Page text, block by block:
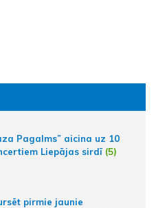
Pagalms” aicina uz 10
Liepājas sirdī (5)
pirmie jaunie